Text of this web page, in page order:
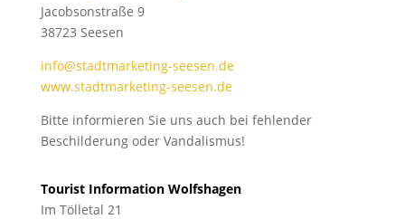
Jacobsonstraße 9
38723 Seesen
info@stadtmarketing-seesen.de
www.stadtmarketing-seesen.de
Bitte informieren Sie uns auch bei fehlender
Beschilderung oder Vandalismus!
Tourist Information Wolfshagen
Im Tölletal 21